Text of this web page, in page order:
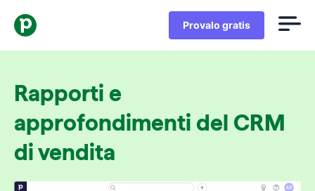
Provalo gratis
Rapporti e
approfondimenti del CRM
di vendita